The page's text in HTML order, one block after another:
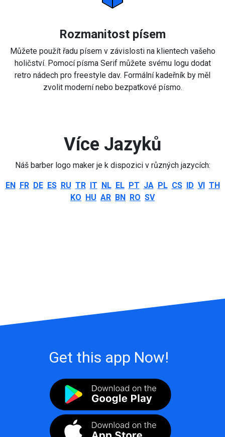
Rozmanitost písem
Můžete použít řadu písem v závislosti na klientech vašeho
holičství. Pomocí písma Serif můžete svému logu dodat
retro nádech pro freestyle dav. Formální kadeřník by měl
zvolit moderní nebo bezpatkové písmo.
Více Jazyků
Náš barber logo maker je k dispozici v různých jazycích:
EN FR DE ES RU TR IT NL EL PT JA PL CS ID VI TH
KO HU AR BN RO SV
Get this app Now!